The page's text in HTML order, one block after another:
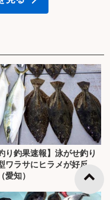
り釣果速報】泳がせ釣り
ワラサにヒラメが好反
愛知）